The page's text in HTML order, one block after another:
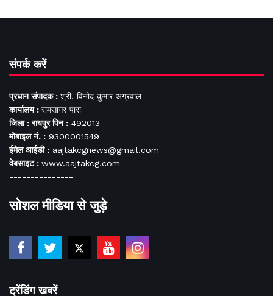
संपर्क करें
प्रधान संपादक : श्री. विनोद कुमार अग्रवाल
कार्यालय : रामसागर पारा
जिला : रायपुर पिन : 492013
मोबाइल नं. : 9300001549
ईमेल आईडी : aajtakcgnews@gmail.com
वेबसाइट : www.aajtakcg.com
---------------
सोशल मीडिया से जुड़े
ट्रेंडिंग खबरें